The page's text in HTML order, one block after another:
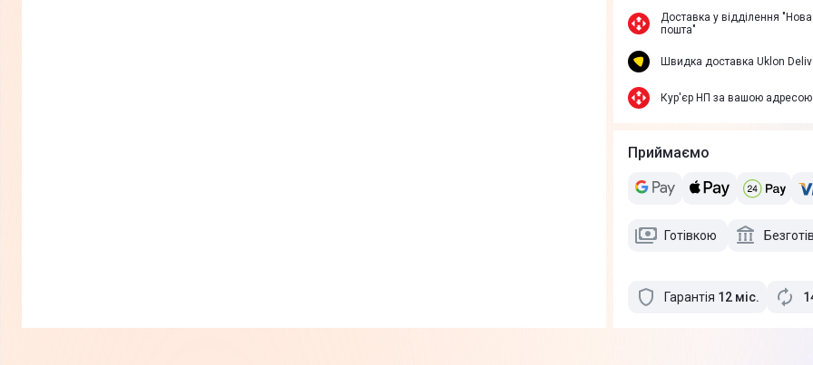
Доставка у вiддiлення "Нова
пошта"
Швидка доставка Uklon
Кур'єр НП за вашою адресою
Приймаємо
Готівкою
Гарантія 12 міс.